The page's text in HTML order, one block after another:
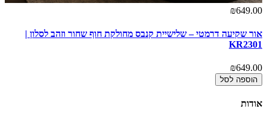
₪649.00
אור שקיעה דרמטי – שלישיית קנבס מחולקת חוף שחור וזהב לסלון |
KR2301
₪649.00
הוספה לסל
אודות